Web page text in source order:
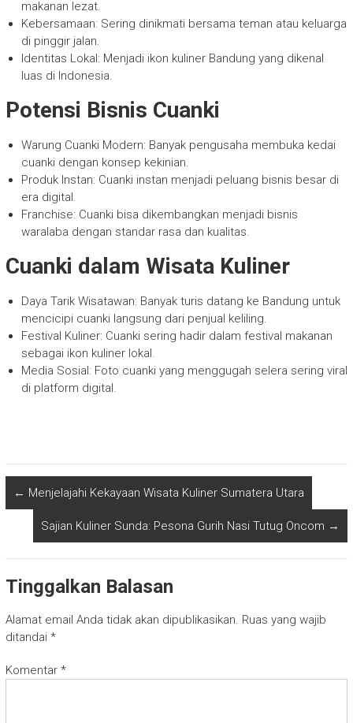
makanan lezat.
Kebersamaan: Sering dinikmati bersama teman atau keluarga
di pinggir jalan.
Identitas Lokal: Menjadi ikon kuliner Bandung yang dikenal
luas di Indonesia.
Potensi Bisnis Cuanki
Warung Cuanki Modern: Banyak pengusaha membuka kedai
cuanki dengan konsep kekinian.
Produk Instan: Cuanki instan menjadi peluang bisnis besar di
era digital.
Franchise: Cuanki bisa dikembangkan menjadi bisnis
waralaba dengan standar rasa dan kualitas.
Cuanki dalam Wisata Kuliner
Daya Tarik Wisatawan: Banyak turis datang ke Bandung untuk
mencicipi cuanki langsung dari penjual keliling.
Festival Kuliner: Cuanki sering hadir dalam festival makanan
sebagai ikon kuliner lokal.
Media Sosial: Foto cuanki yang menggugah selera sering viral
di platform digital.
← Menjelajahi Kekayaan Wisata Kuliner Sumatera Utara
Sajian Kuliner Sunda: Pesona Gurih Nasi Tutug Oncom →
Tinggalkan Balasan
Alamat email Anda tidak akan dipublikasikan. Ruas yang wajib
ditandai *
Komentar *